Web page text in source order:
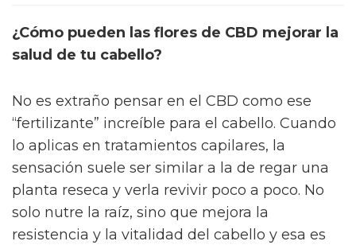
¿Cómo pueden las flores de CBD mejorar la
salud de tu cabello?
No es extraño pensar en el CBD como ese
“fertilizante” increíble para el cabello. Cuando
lo aplicas en tratamientos capilares, la
sensación suele ser similar a la de regar una
planta reseca y verla revivir poco a poco. No
solo nutre la raíz, sino que mejora la
resistencia y la vitalidad del cabello y esa es